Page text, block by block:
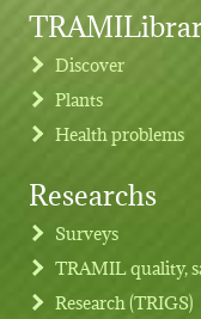
Footer menu
Discover
Plants
Health problems
Researchs
Surveys
TRAMIL quality,
Research (TRIGS)